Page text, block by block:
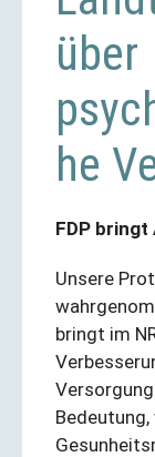
über
he
FDP bringt
Unsere
bringt im
Bedeutung,